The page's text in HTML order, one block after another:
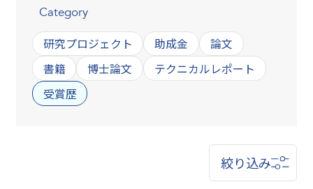
Category
研究プロジェクト 助成金
論文
書籍
博士論文
テクニカルレポート
受賞歴
絞り込み